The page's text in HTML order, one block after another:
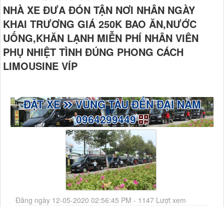
NHÀ XE ĐƯA ĐÓN TẬN NƠI NHÂN NGÀY
KHAI TRƯƠNG GIÁ 250K BAO ĂN,NƯỚC
UỐNG,KHĂN LẠNH MIỄN PHÍ NHÂN VIÊN
PHỤ NHIỆT TÌNH ĐÚNG PHONG CÁCH
LIMOUSINE VÍP
ĐẶT XE VŨNG TÀU ĐẾN ĐẠI NAM
0964299449
Đăng ngày 12-05-2020 02:56:45 PM - 1147 Lượt xem